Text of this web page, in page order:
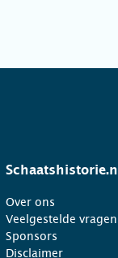
Schaatshistorie.nl
Over ons
Veelgestelde vragen
Sponsors
Disclaimer